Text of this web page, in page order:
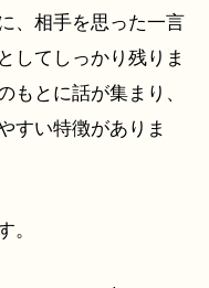
、相手を思った一言
してしっかり残りま
もとに話が集まり、
すい特徴がありま
。